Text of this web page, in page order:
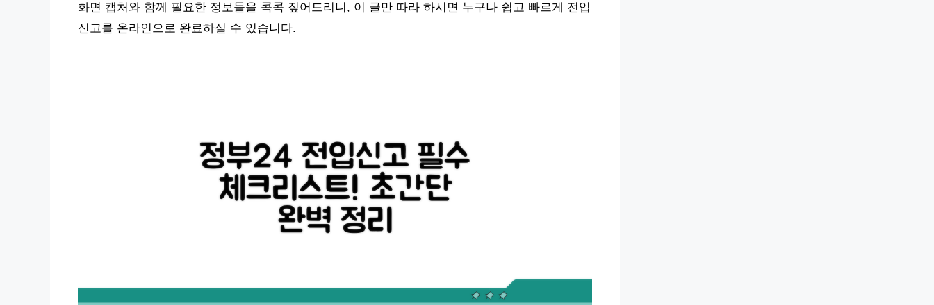
화면 캡처와 함께 필요한 정보들을 콕콕 짚어드리니, 이 글만 따라 하시면 누구나 쉽고 빠르게 전입
신고를 온라인으로 완료하실 수 있습니다.